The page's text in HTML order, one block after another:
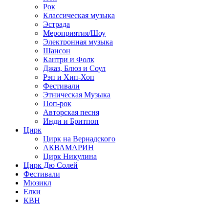
Рок
Классическая музыка
Эстрада
Мероприятия/Шоу
Электронная музыка
Шансон
Кантри и Фолк
Джаз, Блюз и Соул
Рэп и Хип-Хоп
Фестивали
Этническая Музыка
Поп-рок
Авторская песня
Инди и Бритпоп
Цирк
Цирк на Вернадского
АКВАМАРИН
Цирк Никулина
Цирк Дю Солей
Фестивали
Мюзикл
Елки
КВН